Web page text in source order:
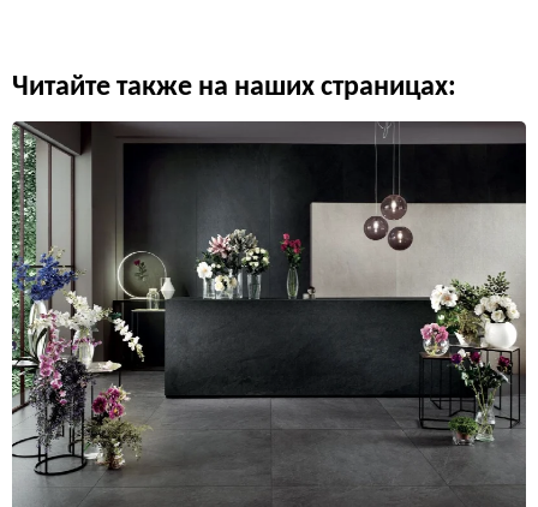
Читайте также на наших страницах: